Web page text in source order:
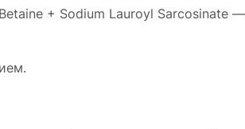
+ Sodium Lauroyl Sarcosinate —